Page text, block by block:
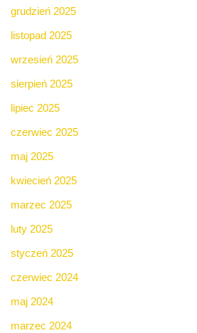
grudzień 2025
listopad 2025
wrzesień 2025
sierpień 2025
lipiec 2025
czerwiec 2025
maj 2025
kwiecień 2025
marzec 2025
luty 2025
styczeń 2025
czerwiec 2024
maj 2024
marzec 2024